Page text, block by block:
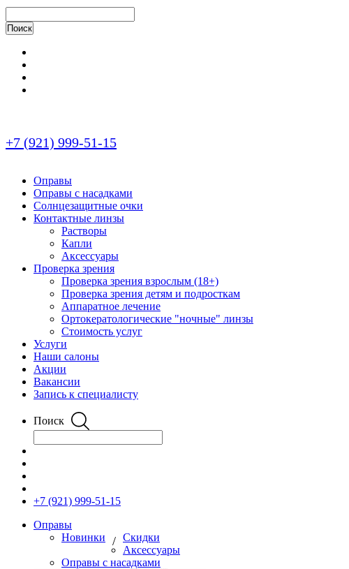
+7 (921) 999-51-15
Оправы
Оправы с насадками
Солнцезащитные очки
Контактные линзы
Растворы
Капли
Аксессуары
Проверка зрения
Проверка зрения взрослым (18+)
Проверка зрения детям и подросткам
Аппаратное лечение
Ортокератологические "ночные" линзы
Стоимость услуг
Услуги
Наши салоны
Акции
Вакансии
Запись к специалисту
Поиск
+7 (921) 999-51-15
Оправы
Новинки
/ Скидки
Аксессуары
Оправы с насадками